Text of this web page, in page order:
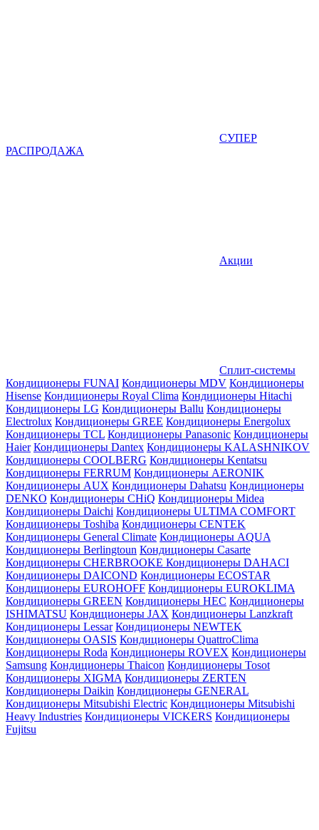
СУПЕР
РАСПРОДАЖА
Акции
Сплит-системы
Кондиционеры FUNAI Кондиционеры MDV Кондиционеры
Hisense Кондиционеры Royal Clima Кондиционеры Hitachi
Кондиционеры LG Кондиционеры Ballu Кондиционеры
Electrolux Кондиционеры GREE Кондиционеры Energolux
Кондиционеры TCL Кондиционеры Panasonic Кондиционеры
Haier Кондиционеры Dantex Кондиционеры KALASHNIKOV
Кондиционеры СOOLBERG Кондиционеры Kentatsu
Кондиционеры FERRUM Кондиционеры AERONIK
Кондиционеры AUX Кондиционеры Dahatsu Кондиционеры
DENKO Кондиционеры CHiQ Кондиционеры Midea
Кондиционеры Daichi Кондиционеры ULTIMA COMFORT
Кондиционеры Toshiba Кондиционеры CENTEK
Кондиционеры General Climate Кондиционеры AQUA
Кондиционеры Berlingtoun Кондиционеры Casarte
Кондиционеры CHERBROOKE Кондиционеры DAHACI
Кондиционеры DAICOND Кондиционеры ECOSTAR
Кондиционеры EUROHOFF Кондиционеры EUROKLIMA
Кондиционеры GREEN Кондиционеры HEC Кондиционеры
ISHIMATSU Кондиционеры JAX Кондиционеры Lanzkraft
Кондиционеры Lessar Кондиционеры NEWTEK
Кондиционеры OASIS Кондиционеры QuattroClima
Кондиционеры Roda Кондиционеры ROVEX Кондиционеры
Samsung Кондиционеры Thaicon Кондиционеры Tosot
Кондиционеры XIGMA Кондиционеры ZERTEN
Кондиционеры Daikin Кондиционеры GENERAL
Кондиционеры Mitsubishi Electric Кондиционеры Mitsubishi
Heavy Industries Кондиционеры VICKERS Кондиционеры
Fujitsu